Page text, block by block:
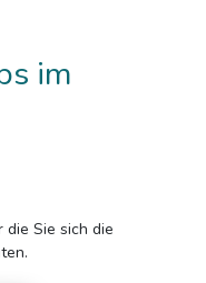
im
Sie sich die